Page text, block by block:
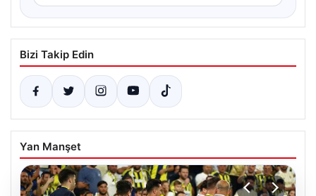
Bizi Takip Edin
Yan Manşet